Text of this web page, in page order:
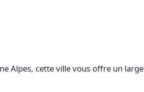
Alpes, cette ville vous offre un large